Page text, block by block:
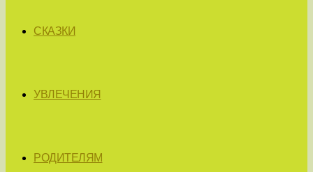
СКАЗКИ
УВЛЕЧЕНИЯ
РОДИТЕЛЯМ